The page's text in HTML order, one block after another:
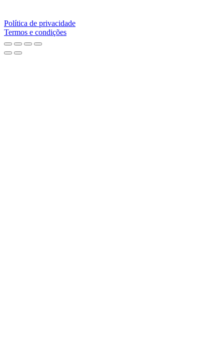
Política de privacidade
Termos e condições